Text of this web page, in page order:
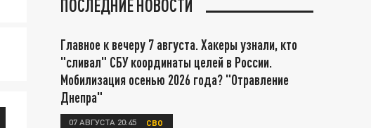
ПОСЛЕДНИЕ НОВОСТИ
Главное к вечеру 7 августа. Хакеры узнали, кто
"сливал" СБУ координаты целей в России.
Мобилизация осенью 2026 года? "Отравление
Днепра"
07 АВГУСТА 20:45 СВО